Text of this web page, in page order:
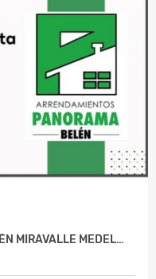
MIRAVALLE MEDEL…